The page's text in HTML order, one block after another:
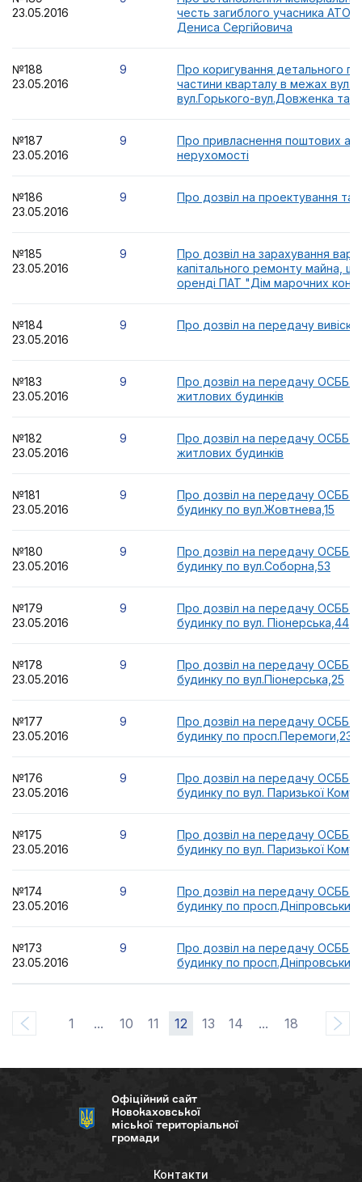
23.05.2016
честь загиблого учасника АТО
Дениса Сергійовича
№188
23.05.2016
9
Про коригування детального
частини кварталу в межах вул.
вул.Горького-вул.Довженка та
№187
23.05.2016
9
Про привласнення поштових
нерухомості
№186
23.05.2016
9 Про дозвіл на проектування та
№185
23.05.2016
9
Про дозвіл на зарахування
капітального ремонту майна,
оренді ПАТ "Дім марочних
№184
23.05.2016
9 Про дозвіл на передачу вивіски
№183
23.05.2016
9
Про дозвіл на передачу ОСББ
житлових будинків
№182
23.05.2016
9
Про дозвіл на передачу ОСББ
житлових будинків
№181
23.05.2016
9
Про дозвіл на передачу ОСББ
будинку по вул.Жовтнева,15
№180
23.05.2016
9
Про дозвіл на передачу ОСББ
будинку по вул.Соборна,53
№179
23.05.2016
9
Про дозвіл на передачу ОСББ
будинку по вул. Піонерська,44
№178
23.05.2016
9
Про дозвіл на передачу ОСББ
будинку по вул.Піонерська,25
№177
23.05.2016
9
Про дозвіл на передачу ОСББ
будинку по просп.Перемоги,23
№176
23.05.2016
9
Про дозвіл на передачу ОСББ
будинку по вул. Паризької
№175
23.05.2016
9
Про дозвіл на передачу ОСББ
будинку по вул. Паризької
№174
23.05.2016
9
Про дозвіл на передачу ОСББ
будинку по
№173
23.05.2016
9
Про дозвіл на передачу ОСББ
будинку по
1 ... 10 11 12 13 14 ... 18
Офіційний сайт
Новокаховської
міської територіальної
громади
Контакти